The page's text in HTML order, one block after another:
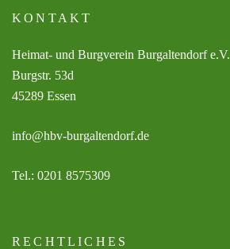
KONTAKT
Heimat- und Burgverein Burgaltendorf e.V.
Burgstr. 53d
45289 Essen
info@hbv-burgaltendorf.de
Tel.: 0201 8575309
RECHTLICHES